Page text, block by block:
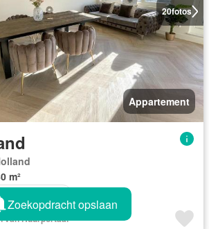
20fotos
Appartement
m²
ingericht
van Huurportaal
Zoekopdracht opslaan